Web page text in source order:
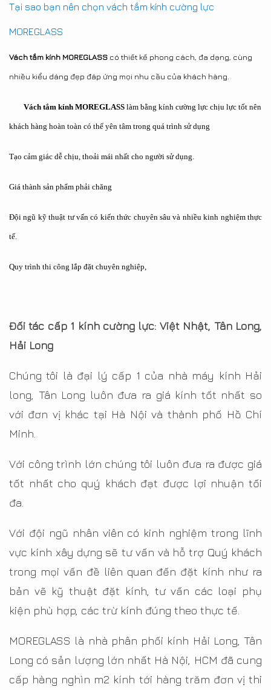
Tại sao bạn nên chọn vách tắm kính cường lực
MOREGLASS
Vách tắm kính MOREGLASS có thiết kế phong cách, đa dạng, cùng
nhiều kiểu dáng đẹp đáp ứng mọi nhu cầu của khách hàng.
Vách tắm kính MOREGLASS làm bằng kính cường lực chịu lực tốt nên
khách hàng hoàn toàn có thể yên tâm trong quá trình sử dụng
Tạo cảm giác dễ chịu, thoải mái nhất cho người sử dụng.
Giá thành sản phẩm phải chăng
Đội ngũ kỹ thuật tư vấn có kiến thức chuyên sâu và nhiều kinh nghiệm thực
tế.
Quy trình thi công lắp đặt chuyên nghiệp,
Đối tác cấp 1 kính cường lực: Việt Nhật, Tân Long,
Hải Long
Chúng tôi là đại lý cấp 1 của nhà máy kính Hải
long, Tân Long luôn đưa ra giá kính tốt nhất so
với đơn vị khác tại Hà Nội và thành phố Hồ Chí
Minh.
Với công trình lớn chúng tôi luôn đưa ra được giá
tốt nhất cho quý khách đạt được lợi nhuận tối
đa.
Với đội ngũ nhân viên có kinh nghiệm trong lĩnh
vực kính xây dựng sẽ tư vấn và hỗ trợ Quý khách
trong mọi vấn đề liên quan đến đặt kính như ra
bản vẽ kỹ thuật đặt kính, tư vấn các loại phụ
kiện phù hợp, các trừ kính đúng theo thực tế.
MOREGLASS là nhà phân phối kính Hải Long, Tân
Long có sản lượng lớn nhất Hà Nội, HCM đã cung
cấp hàng nghìn m2 kính tới hàng trăm đơn vị thi